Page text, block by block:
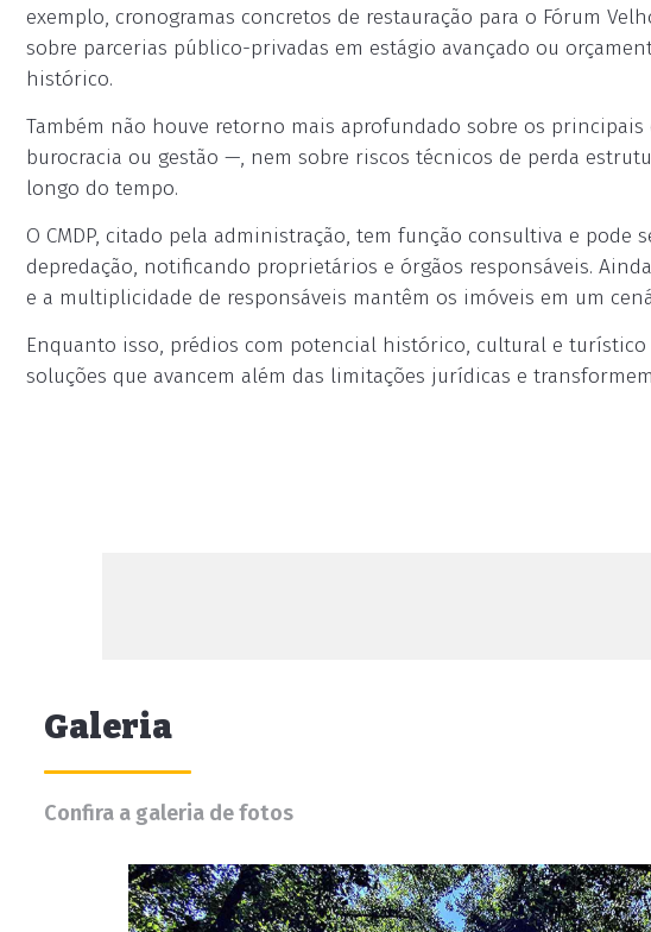
exemplo, cronogramas concretos de restauração para o Fórum
sobre parcerias público-privadas em estágio avançado ou
histórico.
Também não houve retorno mais aprofundado sobre os
burocracia ou gestão —, nem sobre riscos técnicos de perda
longo do tempo.
O CMDP, citado pela administração, tem função consultiva e pode
depredação, notificando proprietários e órgãos responsáveis.
e a multiplicidade de responsáveis mantêm os imóveis em um
Enquanto isso, prédios com potencial histórico, cultural e turístico
soluções que avancem além das limitações jurídicas e
Galeria
Confira a galeria de fotos